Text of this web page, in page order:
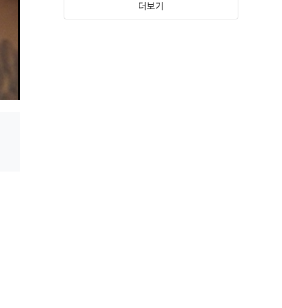
더보기